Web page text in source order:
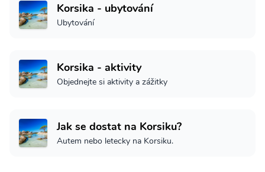
Korsika - ubytování
Ubytování
Korsika - aktivity
Objednejte si aktivity a zážitky
Jak se dostat na Korsiku?
Autem nebo letecky na Korsiku.